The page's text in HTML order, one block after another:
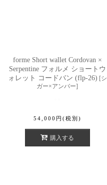
forme Short wallet Cordovan ×
Serpentine フォルメ ショートウ
ォレット コードバン (flp-26) [シ
ガー×アンバー]
54,000 円 (税別)
購入する